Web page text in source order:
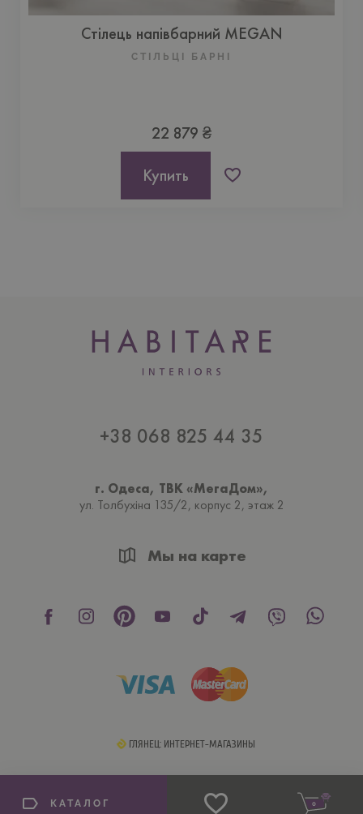
КАТАЛОГ 0
Стілець напівбарний MEGAN
СТІЛЬЦІ БАРНІ
22 879 ₴
Купить
+38 068 825 44 35
г. Одеса, ТВК «МегаДом»,
ул. Толбухiна 135/2, корпус 2, этаж 2
Мы на карте
ГЛЯНЕЦ: ИНТЕРНЕТ-МАГАЗИНЫ